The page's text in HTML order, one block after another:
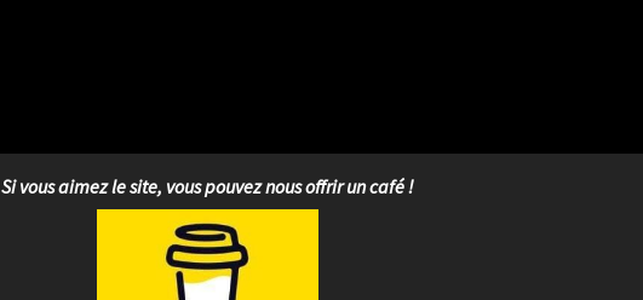
Si vous aimez le site, vous pouvez nous offrir un café !